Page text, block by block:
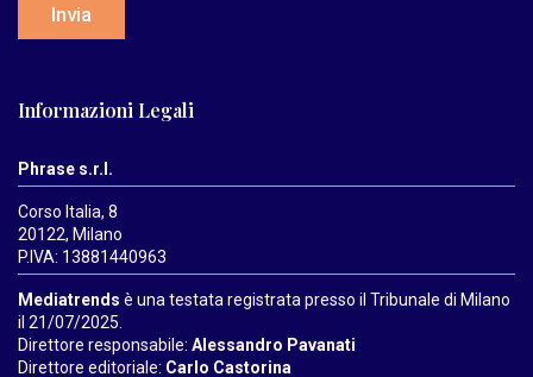
Invia
Informazioni Legali
Phrase s.r.l.
Corso Italia, 8
20122, Milano
P.IVA: 13881440963
Mediatrends è una testata registrata presso il Tribunale di Milano
il 21/07/2025.
Direttore responsabile: Alessandro Pavanati
Direttore editoriale: Carlo Castorina